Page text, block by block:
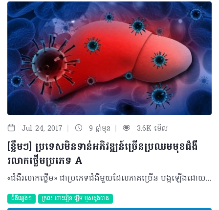
Jul 24, 2017 | 9 ឆ្នាំមុន | 3.6K មើល
[ខ្លឹមៗ] ប្រទេសមិនទាន់អភិវឌ្ឍន៍ច្រើនប្រឈមមុខជំងឺ
រលាកថ្លើមប្រភេទ A
«ជំងឺរលាកថ្លើម»​ ជាប្រភេទជំងឺមួយដែលភាគច្រើន បង្កឡើងដោយវីរុស មានដូចជា វីរុសប្រភេទ A,B,C,D,E,F,G ប៉ុន្តែ ក្នុងចំណោម វីរុសទាំងអស់នេះ ពុំមែនសុទ្ធតែអាចបង្កឲ្យមានជំងឺរលាកថ្លើមក្នុងសារពាង្គកាយមនុស្សទាំងអស់នោះទេ។ រលាកថ្លើមA​ ជាប្រភេទមួយនៃជំងឺរលាកថ្លើម ដែលបង្កឡើងដោយ វីរុសរលាកថ្លើមប្រភេទ A (HAV)។ ជាទូទៅ ជំងឺនេះច្រើនកើតមានឡើងទៅលើបុគ្គល នៅតំបន់ដែលមានអនាម័យទាប ឬអ្នកមានជីវភាពរស់នៅទាប ដែលយើងសង្កេតឃើញជំងឺនេះ តែងកើតមានក្នុងប្រទេសមិនទាន់អភិវឌ្ឍ និងប្រទេសកំពុងអភិវឌ្ឍ ឯប្រទេសដែលមានជីវភាពខ្ពស់ ក៏ដូចជាកម្រិតអនាម័យខ្ពស់ មិនត្រូវបានកត់សម្គាល់ ក្នុងការចម្លងជំងឺនេះច្រើនទេ។ ដោយឡែក ក្នុងករណីមានគ្រោះមហន្តរាយ ដែលតម្រូវឲ្យប្រជាជនបំលាស់ទីលំនៅទៅរស់នៅកន្លែងថ្មី ប្រសិនបើទីនោះ គ្មានទឹកស្អាតប្រើប្រាស់ ឬធ្វើអនាម័យមិនបានត្រឹមត្រូវ វាអាចនឹងមានការផ្ទុះឡើងនូវការចម្លងជំងឺរលាកថ្លើមប្រភេទ A នេះ។ គួរបញ្ជាក់ផងដែរថា កុមារត្រូវបានគេចាត់ទុកថាជាក្រុមមនុស្សដែលងាយឆ្លង ព្រោះប្រព័ន្ធការពារកុមារមានសភាពទន់ខ្សោយ។ ស្វែងយល់បន្ថែមពីជំងឺរលាកថ្លើមប្រភេទ A បកស្រាយដោយ​ លោកឧកញ៉ាសាស្ត្រាចារ្យវេជ្ជបណ្ឌិត តាន់ គីមមេង នាយកប្រតិបត្តិនៃមណ្ឌលវេជ្ជសាស្ត្រ HOPE។ ©2017 រក្សាសិទ្ធិគ្រប់យ៉ាង​ដោយ Health Time Corporation ចំពោះគ្រប់អត្ថបទដោយគ្មានផ្នែកណាមួយត្រូវបោះពុម្ពផ្សាយចូល ប្រព័ន្ធអ៊ីនធឺណែត ឧបករណ៍អេឡិចត្រូនិក អាត់ជាសំឡេងឬថតចំលងគ្រប់រូបភាពដោយគ្មានការអនុញ្ញាតឡើយ។
ជំងឺផ្សេងៗ ក្រពះ​ ពោះវៀន​ ថ្លើម ឫសដូងបាត